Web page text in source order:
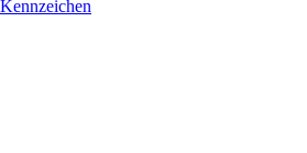
Kennzeichen